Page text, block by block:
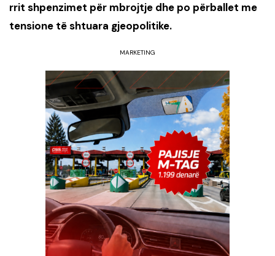
rrit shpenzimet për mbrojtje dhe po përballet me
tensione të shtuara gjeopolitike.
MARKETING